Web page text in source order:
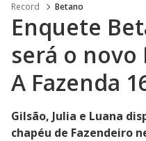
Record Betano
Enquete
será o novo
A Fazenda
Gilsão, Julia e Luana
chapéu de Fazendeiro